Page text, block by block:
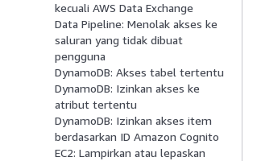
kecuali AWS Data Exchange
Data Pipeline: Menolak akses ke
saluran yang tidak dibuat
pengguna
DynamoDB: Akses tabel tertentu
DynamoDB: Izinkan akses ke
atribut tertentu
DynamoDB: Izinkan akses item
berdasarkan ID Amazon Cognito
EC2: Lampirkan atau lepaskan